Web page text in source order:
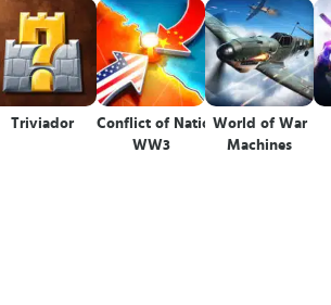
Triviador
Conflict of Nations:
WW3
World of War
Machines